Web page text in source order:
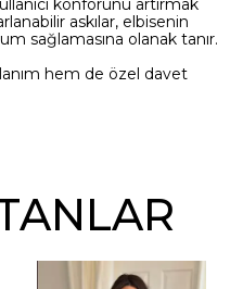
askılar, elbisenin
sağlamasına olanak tanır.
hem de özel davet